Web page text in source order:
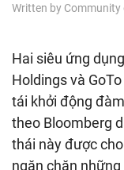
Written by Community
Hai siêu ứng
Holdings và
tái khởi động
theo Bloomberg
thái này được
ngăn chặn